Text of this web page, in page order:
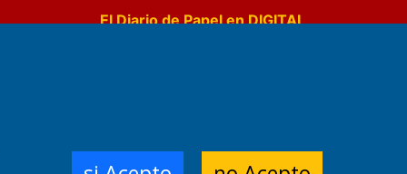
El Diario de Papel en DIGITAL